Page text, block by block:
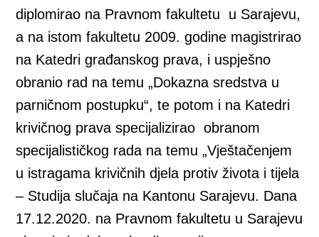
diplomirao na Pravnom fakultetu u Sarajevu,
a na istom fakultetu 2009. godine magistrirao
na Katedri građanskog prava, i uspješno
obranio rad na temu „Dokazna sredstva u
parničnom postupku“, te potom i na Katedri
krivičnog prava specijalizirao obranom
specijalističkog rada na temu „Vještačenjem
u istragama krivičnih djela protiv života i tijela
– Studija slučaja na Kantonu Sarajevu. Dana
17.12.2020. na Pravnom fakultetu u Sarajevu